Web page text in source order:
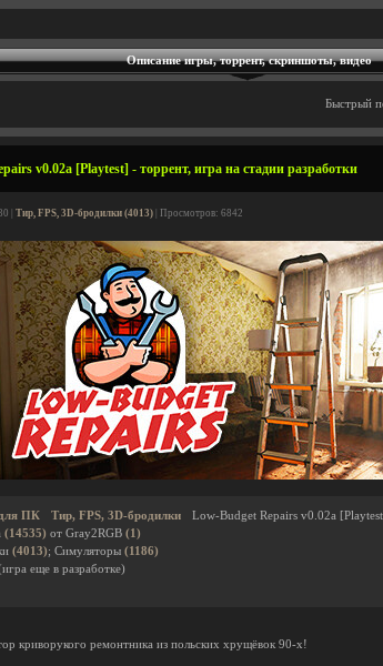
Описание игры, торрент, скриншоты, видео
Быстрый
v0.02a [Playtest] - торрент, игра на стадии разработки
| Тир, FPS, 3D-бродилки (4013) | Просмотров: 6842
ПК Тир, FPS, 3D-бродилки
Low-Budget Repairs v0.02a
(14535) от Gray2RGB (1)
(4013); Симуляторы (1186)
еще в разработке)
криворукого ремонтника из польских хрущёвок 90-х!